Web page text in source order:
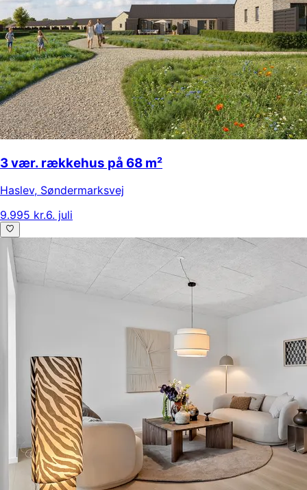
3 vær. rækkehus på 68 m²
Haslev, Søndermarksvej
9.995 kr.6. juli